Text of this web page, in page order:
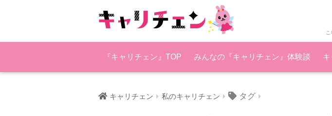
『キャリチェン』TOP みんなの『キャリチェン』体験談 キ
キャリチェン 私のキャリチェン タグ